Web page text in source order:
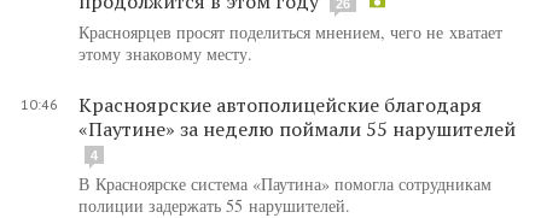
26
Красноярцев просят поделиться мнением, чего не хватает
этому знаковому месту.
10:46
Красноярские автополицейские благодаря
«Паутине» за неделю поймали 55 нарушителей
4
В Красноярске система «Паутина» помогла сотрудникам
полиции задержать 55 нарушителей.